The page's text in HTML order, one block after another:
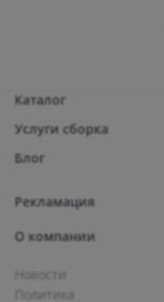
Каталог
Услуги сборка
Блог
Рекламация
О компании
Новости
Политика